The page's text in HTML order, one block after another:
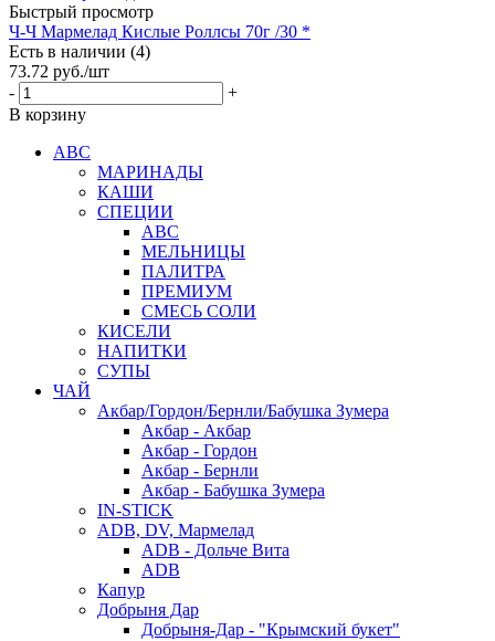
Быстрый просмотр
Ч-Ч Мармелад Кислые Роллсы 70г /30 *
Есть в наличии (4)
73.72 руб./шт
-
+
В корзину
АВС
МАРИНАДЫ
КАШИ
СПЕЦИИ
АВС
МЕЛЬНИЦЫ
ПАЛИТРА
ПРЕМИУМ
СМЕСЬ СОЛИ
КИСЕЛИ
НАПИТКИ
СУПЫ
ЧАЙ
Акбар/Гордон/Бернли/Бабушка Зумера
Акбар - Акбар
Акбар - Гордон
Акбар - Бернли
Акбар - Бабушка Зумера
IN-STICK
ADB, DV, Мармелад
ADB - Дольче Вита
ADB
Капур
Добрыня Дар
Добрыня-Дар - "Крымский букет"